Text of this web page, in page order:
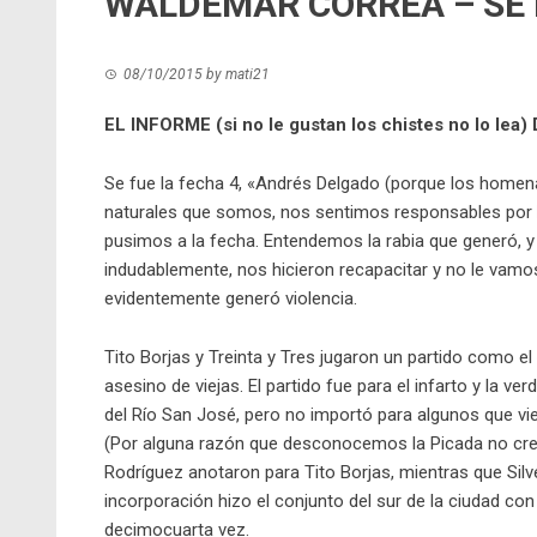
08/10/2015 by mati21
EL INFORME (si no le gustan los chistes no lo lea)
Se fue la fecha 4, «Andrés Delgado (porque los
naturales que somos, nos sentimos responsables
pusimos a la fecha. Entendemos la rabia que
indudablemente, nos hicieron recapacitar y no le
evidentemente generó violencia.
Tito Borjas y Treinta y Tres jugaron un partido como
asesino de viejas. El partido fue para el infarto y la
del Río San José, pero no importó para algunos que
(Por alguna razón que desconocemos la Picada no
Rodríguez anotaron para Tito Borjas, mientras que
incorporación hizo el conjunto del sur de la ciudad
decimocuarta vez.